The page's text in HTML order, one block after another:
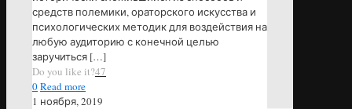
средств полемики, ораторского искусства и
психологических методик для воздействия на
любую аудиторию с конечной целью
заручиться […]
Do you like it?47
0Read more
1 ноября, 2019